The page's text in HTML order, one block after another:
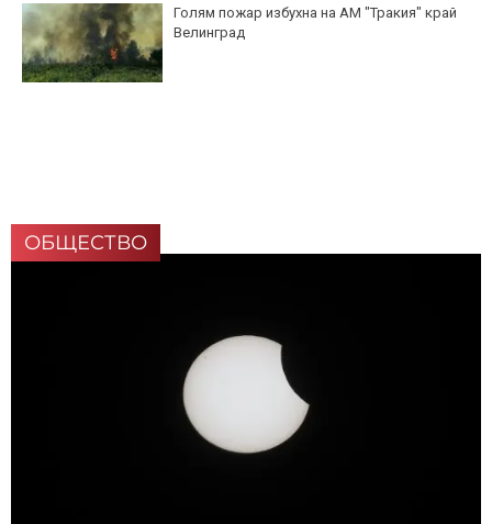
Голям пожар избухна на АМ "Тракия" край
Велинград
ОБЩЕСТВО